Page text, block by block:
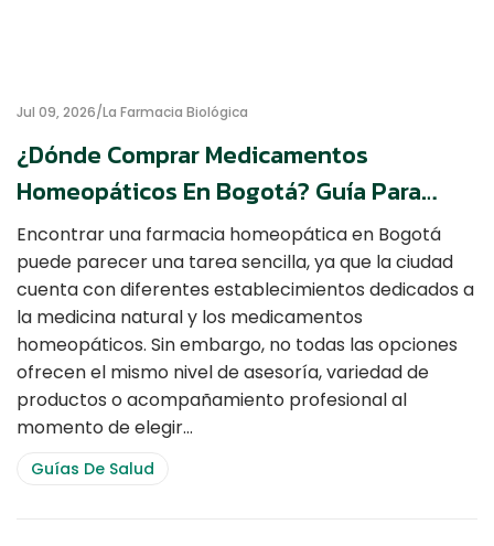
Jul 09, 2026 La Farmacia Biológica
¿Dónde Comprar Medicamentos
Homeopáticos En Bogotá? Guía Para
Elegir Una Farmacia Confiable
Encontrar una farmacia homeopática en Bogotá
puede parecer una tarea sencilla, ya que la ciudad
cuenta con diferentes establecimientos dedicados a
la medicina natural y los medicamentos
homeopáticos. Sin embargo, no todas las opciones
ofrecen el mismo nivel de asesoría, variedad de
productos o acompañamiento profesional al
momento de elegir…
Guías De Salud